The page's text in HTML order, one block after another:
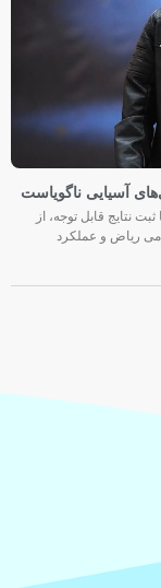
نتایج قابل توجه، از
ریاض و عملکرد